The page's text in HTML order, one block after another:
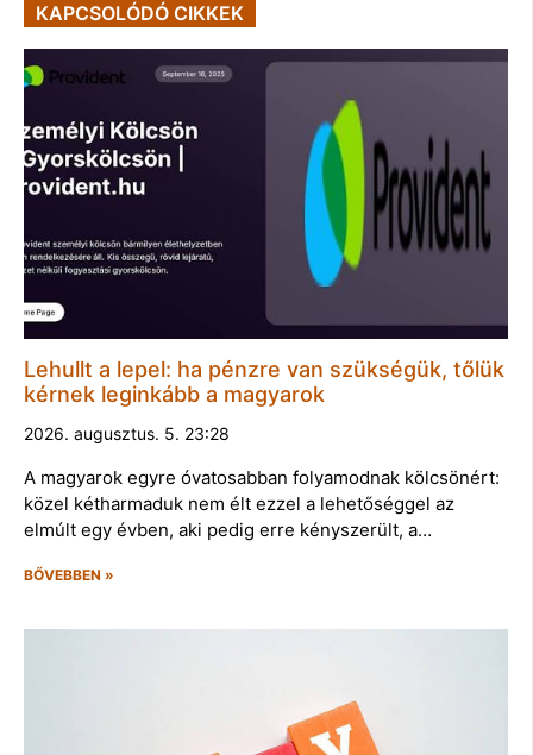
KAPCSOLÓDÓ CIKKEK
Lehullt a lepel: ha pénzre van szükségük, tőlük
kérnek leginkább a magyarok
2026. augusztus. 5. 23:28
A magyarok egyre óvatosabban folyamodnak kölcsönért:
közel kétharmaduk nem élt ezzel a lehetőséggel az
elmúlt egy évben, aki pedig erre kényszerült, a…
BŐVEBBEN »